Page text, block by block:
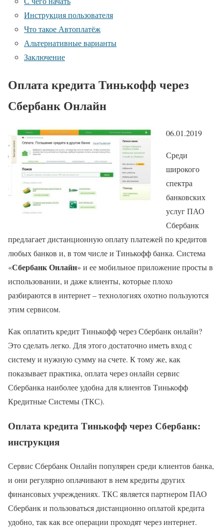
Инструкция пользователя
Что такое Автоплатёж
Альтернативные варианты
Заключение
Оплата кредита Тинькофф через
Сбербанк Онлайн
06.01.2019
Среди
широкого
спектра
банковских
услуг ПАО
Сбербанк
предлагает дистанционную оплату платежей по кредитов
любых банков и, в том числе и Тинькофф банка. Система
«Сбербанк Онлайн» и ее мобильное приложение просты в
использовании, и даже клиенты, которые плохо
разбираются в интернет – технологиях охотно пользуются
этим сервисом.
Как оплатить кредит Тинькофф через Сбербанк онлайн?
Это сделать легко. Для этого достаточно иметь вход с
систему и нужную сумму на счете. К тому же, как
показывает практика, оплата через онлайн сервис
Сбербанка наиболее удобна для клиентов Тинькофф
Кредитные Системы (ТКС).
Оплата кредита Тинькофф через Сбербанк:
инструкция
Сервис Сбербанк Онлайн популярен среди клиентов банка,
и они регулярно оплачивают в нем кредиты других
финансовых учреждениях. ТКС является партнером ПАО
Сбербанк и пользоваться дистанционно оплатой кредита
удобно, так как все операции проходят через интернет.